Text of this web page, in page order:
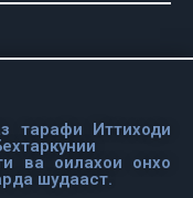
тарафи Иттиходи
ва оилахои онхо
шудааст.